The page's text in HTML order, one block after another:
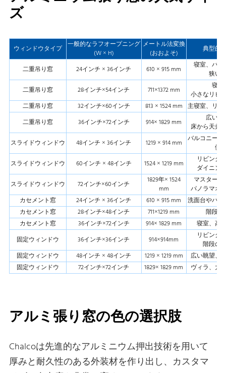
ズ
ウィンドウタイプ 一般的なラフオープニング
(W × H)
メートル法変換
(おおよそ)
典型的
二重吊り窓 24インチ × 36インチ 610 × 915 mm
寝室、バ
狭い
二重吊り窓
28インチ×54インチ 711×1372 mm
寝室
小さなリビ
二重吊り窓
32インチ×60インチ 813 × 1524 mm 主寝室、リ
二重吊り窓
36インチ×72インチ 914× 1829 mm
広い部
床から天井
スライドウィンドウ
48インチ × 36インチ 1219 × 914 mm バルコニー
側
スライドウィンドウ
60インチ × 48インチ 1524 × 1219 mm
リビング
ダイニン
スライドウィンドウ
72インチ×60インチ
1829年× 1524
mm
マスター
パノラマオ
カセメント窓
24インチ × 36インチ 610 × 915 mm
洗面台やバ
カセメント窓
28インチ×48インチ 711×1219 mm
階段、
カセメント窓
36インチ×72インチ 914× 1829 mm
寝室、高
固定ウィンドウ
36インチ×36インチ 914×914mm
リビング
階段の
固定ウィンドウ
48インチ × 48インチ 1219 × 1219 mm
広い眺望、
固定ウィンドウ
72インチ×72インチ 1829× 1829 mm ヴィラ、大
アルミ張り窓の色の選択肢
Chalcoは先進的なアルミニウム押出技術を用いて
厚みと耐久性のある外装材を作り出し、カスタマ